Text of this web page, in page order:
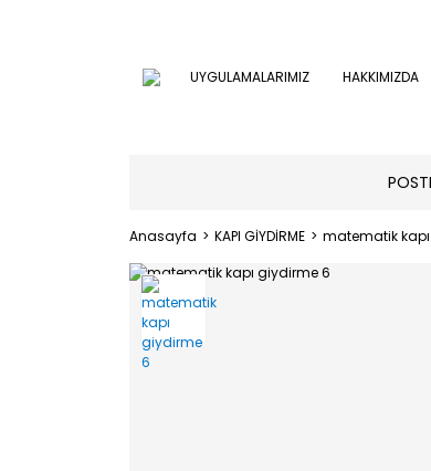
UYGULAMALARIMIZ HAKKIMIZDA
Anasayfa KAPI GİYDİRME matematik